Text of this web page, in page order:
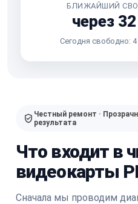
БЛИЖАЙШИЙ
через
Сегодня свободно:
Честный ремонт ·
результата
Что входит в
видеокарты
Сначала мы проводим